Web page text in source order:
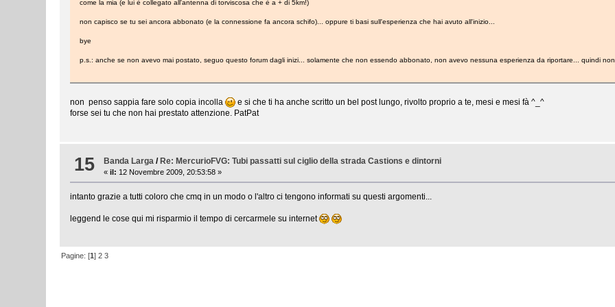
come la mia (e lui è collegato all'antenna di torviscosa che è a + di 5km!)
non capisco se tu sei ancora abbonato (e la connessione fa ancora schifo)... oppure ti basi sull'esperienza che hai avuto all'inizio...
bye
p.s.: anche se non avevo mai postato, seguo questo forum dagli inizi... solamente che non essendo abbonato, non avevo nessuna esperienza da riportare... quindi
non penso sappia fare solo copia incolla
e si che ti ha anche scritto un bel post lungo, rivolto proprio a te, mesi e mesi fà ^_^
forse sei tu che non hai prestato attenzione. PatPat
15 Banda Larga /Re: MercurioFVG: Tubi passatti sul ciglio della strada Castions e dintorni
«il: 12 Novembre 2009, 20:53:58 »
intanto grazie a tutti coloro che cmq in un modo o l'altro ci tengono informati su questi argomenti...
leggend le cose qui mi risparmio il tempo di cercarmele su internet
Pagine: [1]2 3